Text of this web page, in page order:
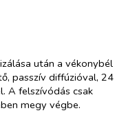
után a vékonybél
passzív diffúzióval, 24
A felszívódás csak
megy végbe.